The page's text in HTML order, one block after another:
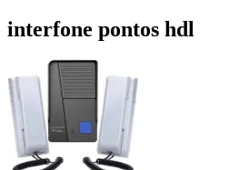
interfone pontos hdl